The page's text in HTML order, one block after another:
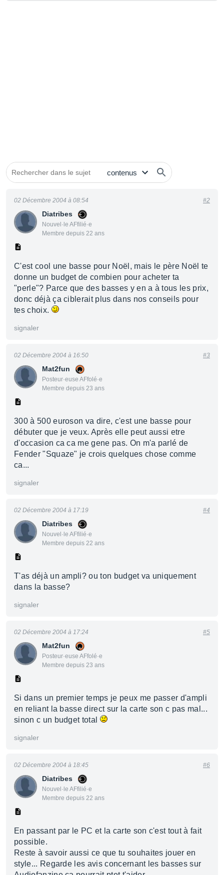
Diatribes
Nouvel·le AFfilié·e
Membre depuis 22 ans
02 Décembre 2004 à 08:54 #2
C'est cool une basse pour Noël, mais le père Noël te
donne un budget de combien pour acheter ta
"perle"? Parce que des basses y en a à tous les prix,
donc déjà ça ciblerait plus dans nos conseils pour
tes choix.
signaler
Mat2fun
Posteur·euse AFfolé·e
Membre depuis 23 ans
02 Décembre 2004 à 16:50 #3
300 à 500 euroson va dire, c'est une basse pour
débuter que je veux. Après elle peut aussi etre
d'occasion ca ca me gene pas. On m'a parlé de
Fender "Squaze" je crois quelques chose comme
ca...
signaler
Diatribes
Nouvel·le AFfilié·e
Membre depuis 22 ans
02 Décembre 2004 à 17:19 #4
T'as déjà un ampli? ou ton budget va uniquement
dans la basse?
signaler
Mat2fun
Posteur·euse AFfolé·e
Membre depuis 23 ans
02 Décembre 2004 à 17:24 #5
Si dans un premier temps je peux me passer d'ampli
en reliant la basse direct sur la carte son c pas mal...
sinon c un budget total
signaler
Diatribes
Nouvel·le AFfilié·e
Membre depuis 22 ans
02 Décembre 2004 à 18:45 #6
En passant par le PC et la carte son c'est tout à fait
possible.
Reste à savoir aussi ce que tu souhaites jouer en
style... Regarde les avis concernant les basses sur